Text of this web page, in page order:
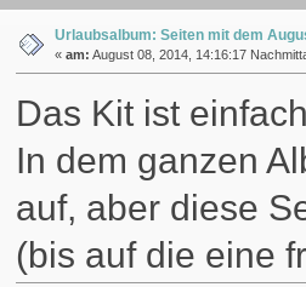
Urlaubsalbum: Seiten mit dem
« am: August 08, 2014, 14:16:17
Das Kit ist
In dem ganzen
auf, aber diese
(bis auf die eine